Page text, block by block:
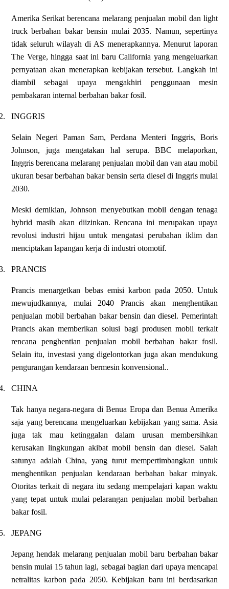
Amerika Serikat berencana melarang penjualan mobil dan light
truck berbahan bakar bensin mulai 2035. Namun, sepertinya
tidak seluruh wilayah di AS menerapkannya. Menurut laporan
The Verge, hingga saat ini baru California yang mengeluarkan
pernyataan akan menerapkan kebijakan tersebut. Langkah ini
diambil sebagai upaya mengakhiri penggunaan mesin
pembakaran internal berbahan bakar fosil.
INGGRIS
Selain Negeri Paman Sam, Perdana Menteri Inggris, Boris
Johnson, juga mengatakan hal serupa. BBC melaporkan,
Inggris berencana melarang penjualan mobil dan van atau mobil
ukuran besar berbahan bakar bensin serta diesel di Inggris mulai
2030.
Meski demikian, Johnson menyebutkan mobil dengan tenaga
hybrid masih akan diizinkan. Rencana ini merupakan upaya
revolusi industri hijau untuk mengatasi perubahan iklim dan
menciptakan lapangan kerja di industri otomotif.
PRANCIS
Prancis menargetkan bebas emisi karbon pada 2050. Untuk
mewujudkannya, mulai 2040 Prancis akan menghentikan
penjualan mobil berbahan bakar bensin dan diesel. Pemerintah
Prancis akan memberikan solusi bagi produsen mobil terkait
rencana penghentian penjualan mobil berbahan bakar fosil.
Selain itu, investasi yang digelontorkan juga akan mendukung
pengurangan kendaraan bermesin konvensional..
CHINA
Tak hanya negara-negara di Benua Eropa dan Benua Amerika
saja yang berencana mengeluarkan kebijakan yang sama. Asia
juga tak mau ketinggalan dalam urusan membersihkan
kerusakan lingkungan akibat mobil bensin dan diesel. Salah
satunya adalah China, yang turut mempertimbangkan untuk
menghentikan penjualan kendaraan berbahan bakar minyak.
Otoritas terkait di negara itu sedang mempelajari kapan waktu
yang tepat untuk mulai pelarangan penjualan mobil berbahan
bakar fosil.
JEPANG
Jepang hendak melarang penjualan mobil baru berbahan bakar
bensin mulai 15 tahun lagi, sebagai bagian dari upaya mencapai
netralitas karbon pada 2050. Kebijakan baru ini berdasarkan